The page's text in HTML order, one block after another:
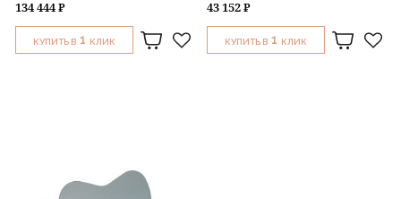
134 444 ₽
КУПИТЬ В 1 КЛИК
43 152 ₽
КУПИТЬ В 1 КЛИК